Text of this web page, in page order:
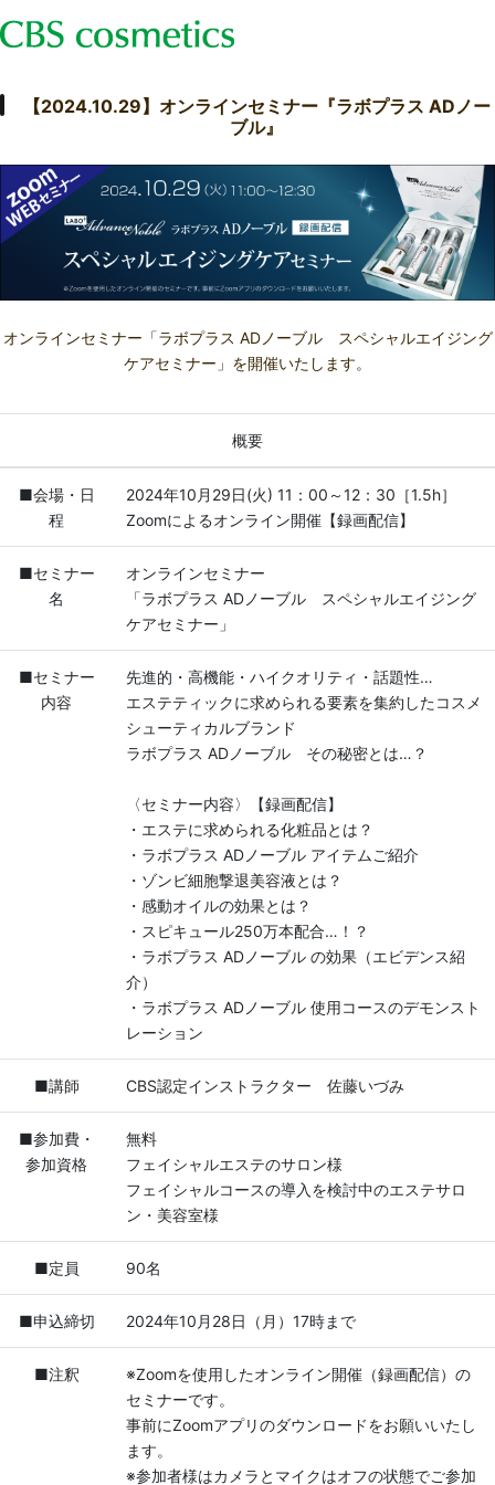
【2024.10.29】オンラインセミナー『ラボプラス ADノー
ブル』
オンラインセミナー「ラボプラス ADノーブル スペシャルエイジング
ケアセミナー」を開催いたします。
概要
■会場・日
程
2024年10月29日(火) 11：00～12：30［1.5h］
Zoomによるオンライン開催【録画配信】
■セミナー
名
オンラインセミナー
「ラボプラス ADノーブル スペシャルエイジング
ケアセミナー」
■セミナー
内容
先進的・高機能・ハイクオリティ・話題性…
エステティックに求められる要素を集約したコスメ
シューティカルブランド
ラボプラス ADノーブル その秘密とは…？
〈セミナー内容〉【録画配信】
・エステに求められる化粧品とは？
・ラボプラス ADノーブル アイテムご紹介
・ゾンビ細胞撃退美容液とは？
・感動オイルの効果とは？
・スピキュール250万本配合…！？
・ラボプラス ADノーブル の効果（エビデンス紹
介）
・ラボプラス ADノーブル 使用コースのデモンスト
レーション
■講師 CBS認定インストラクター 佐藤いづみ
■参加費・
参加資格
無料
フェイシャルエステのサロン様
フェイシャルコースの導入を検討中のエステサロ
ン・美容室様
■定員 90名
■申込締切 2024年10月28日（月）17時まで
■注釈
※Zoomを使用したオンライン開催（録画配信）の
セミナーです。
事前にZoomアプリのダウンロードをお願いいたし
ます。
※参加者様はカメラとマイクはオフの状態でご参加